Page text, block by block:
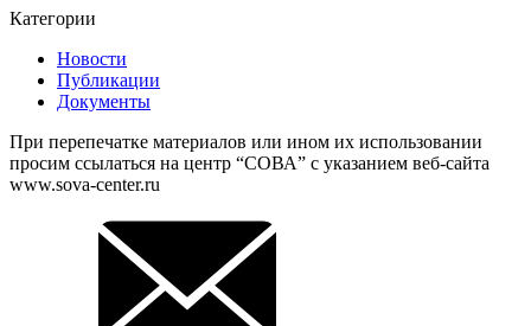
Категории
Новости
Публикации
Документы
При перепечатке материалов или ином их использовании
просим ссылаться на центр “СОВА” с указанием веб-сайта
www.sova-center.ru